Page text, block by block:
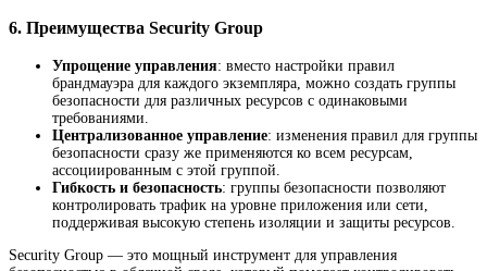
6. Преимущества Security Group
Упрощение управления: вместо настройки правил
брандмауэра для каждого экземпляра, можно создать группы
безопасности для различных ресурсов с одинаковыми
требованиями.
Централизованное управление: изменения правил для группы
безопасности сразу же применяются ко всем ресурсам,
ассоциированным с этой группой.
Гибкость и безопасность: группы безопасности позволяют
контролировать трафик на уровне приложения или сети,
поддерживая высокую степень изоляции и защиты ресурсов.
Security Group — это мощный инструмент для управления